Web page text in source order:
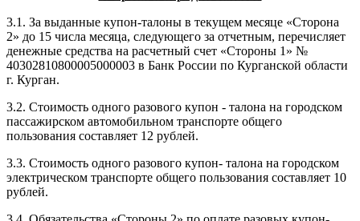
3.1. За выданные купон-талоны в текущем месяце «Сторона
2» до 15 числа месяца, следующего за отчетным, перечисляет
денежные средства на расчетный счет «Стороны 1» №
40302810800005000003 в Банк России по Курганской области
г. Курган.
3.2. Стоимость одного разового купон - талона на городском
пассажирском автомобильном транспорте общего
пользования составляет 12 рублей.
3.3. Стоимость одного разового купон- талона на городском
электрическом транспорте общего пользования составляет 10
рублей.